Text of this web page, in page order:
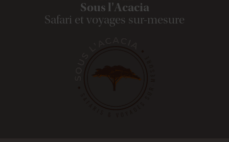
Sous l'Acacia
Safari et voyages sur-mesure